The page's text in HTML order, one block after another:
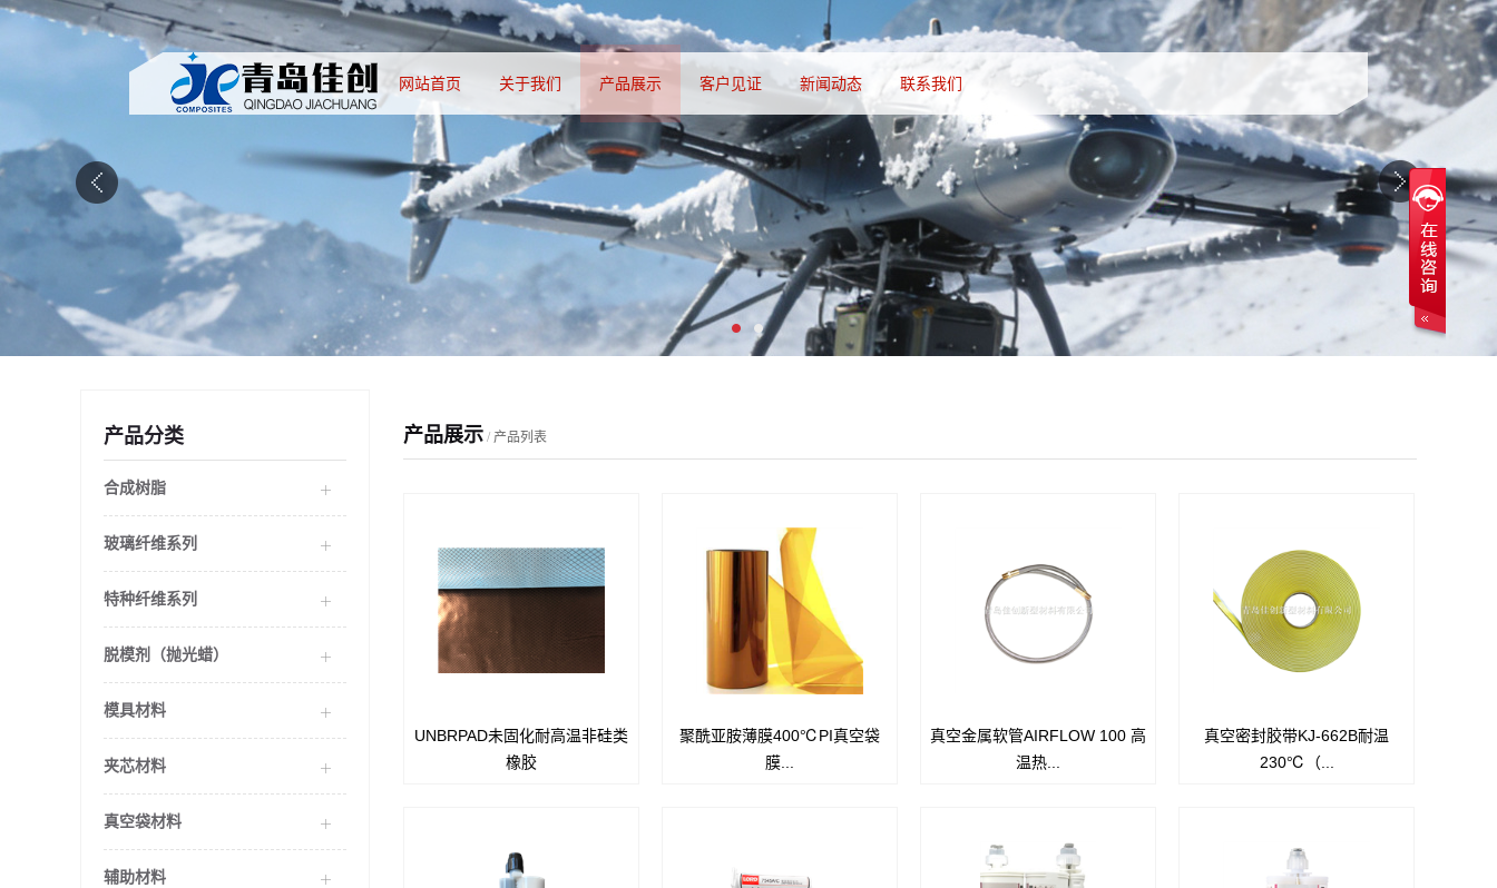
网站首页 关于我们 产品展示 客户见证 新闻动态 联系我们
产品分类
合成树脂
玻璃纤维系列
特种纤维系列
脱模剂（抛光蜡）
模具材料
夹芯材料
真空袋材料
辅助材料
产品展示 / 产品列表
UNBRPAD是一种未固化的耐高温
非硅类橡胶
UNBRPAD未固化耐高温非硅类
橡胶
耐高温PI真空袋膜是一种表现较优
秀的琥珀色半透明PI薄膜，产品熔
聚酰亚胺薄膜400℃PI真空袋
膜...
真空金属软管AIRFLOW 100 高
温热...
真空密封胶带KJ-662B耐温
230℃（...